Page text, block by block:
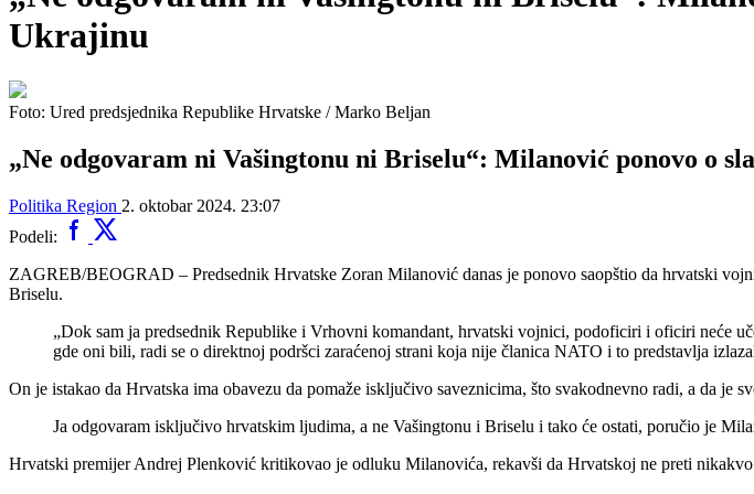
Ukrajinu
Foto: Ured predsjednika Republike Hrvatske / Marko Beljan
„Ne odgovaram ni Vašingtonu ni Briselu“: Milanović ponovo o
Politika Region 2. oktobar 2024. 23:07
Podeli:
ZAGREB/BEOGRAD – Predsednik Hrvatske Zoran Milanović danas je ponovo saopštio da hrvatski
Briselu.
„Dok sam ja predsednik Republike i Vrhovni komandant, hrvatski vojnici, podoficiri i oficiri neće
gde oni bili, radi se o direktnoj podršci zaraćenoj strani koja nije članica NATO i to predstavlja
On je istakao da Hrvatska ima obavezu da pomaže isključivo saveznicima, što svakodnevno radi, a da je
Ja odgovaram isključivo hrvatskim ljudima, a ne Vašingtonu i Briselu i tako će ostati, poručio je
Hrvatski premijer Andrej Plenković kritikovao je odluku Milanovića, rekavši da Hrvatskoj ne preti nikakvo